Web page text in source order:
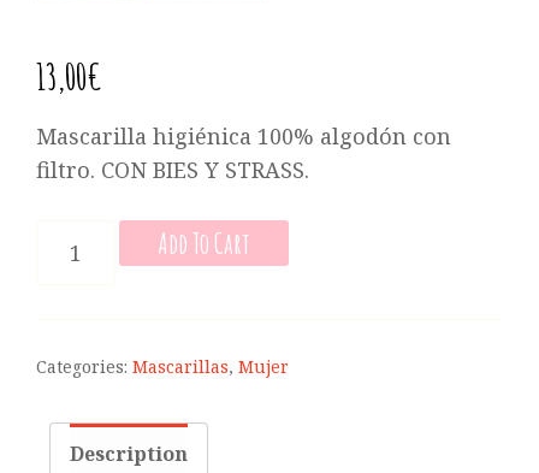
13,00€
Mascarilla higiénica 100% algodón con
filtro. CON BIES Y STRASS.
HIGIÉNICA
Add To Cart
Categories: Mascarillas, Mujer
Description